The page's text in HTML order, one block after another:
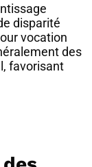
disparité
vocation
des
favorisant